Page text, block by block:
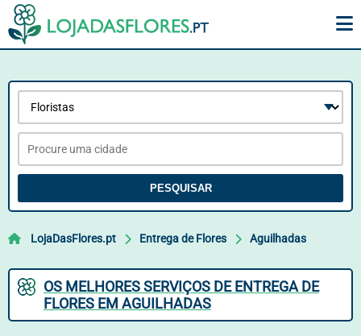
PESQUISAR
LojaDasFlores.pt Entrega de Flores Aguilhadas
OS MELHORES SERVIÇOS DE ENTREGA DE
FLORES EM AGUILHADAS